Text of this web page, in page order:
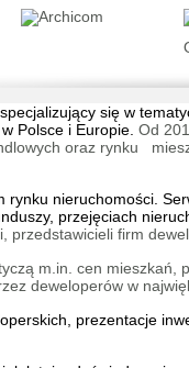
się w
Polsce i Europie. Od
oraz rynku
rynku nieruchomości.
przejęciach
firm
m.in. cen mieszkań,
deweloperów w
, prezentacje